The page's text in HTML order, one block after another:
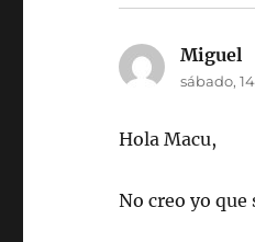
Miguel
sábado,
Hola Macu,
No creo yo